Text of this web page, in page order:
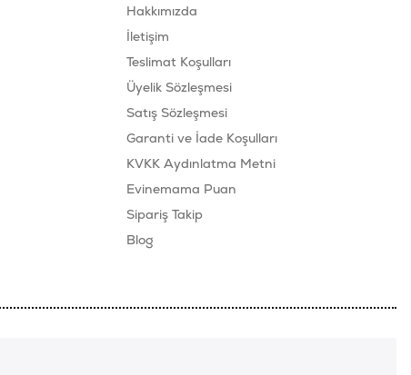
Hakkımızda
İletişim
Teslimat Koşulları
Üyelik Sözleşmesi
Satış Sözleşmesi
Garanti ve İade Koşulları
KVKK Aydınlatma Metni
Evinemama Puan
Sipariş Takip
Blog